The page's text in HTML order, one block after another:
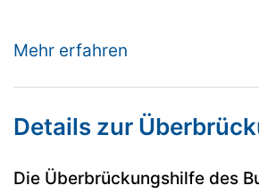
Mehr erfahren
Details zur
Die Überbrückungshilfe des